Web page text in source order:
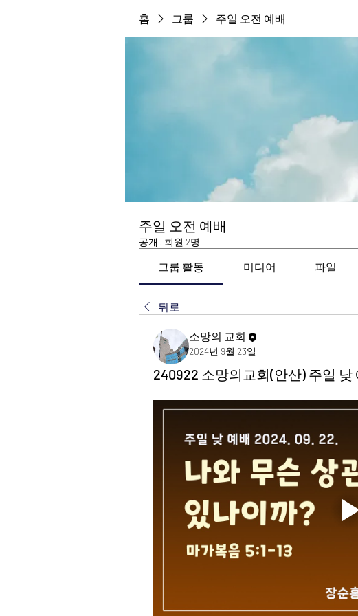
홈 그룹 주일 오전 예배
주일 오전 예배
공개 · 회원 2명
그룹 활동 미디어 파일
뒤로
소망의 교회
2024년 9월 23일
240922 소망의교회(안산) 주일